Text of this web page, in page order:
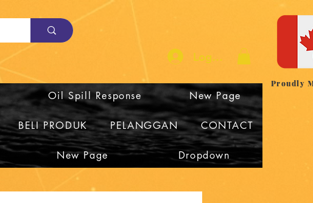
Log Masuk
Oil Spill Response New Page
BELI PRODUK PELANGGAN CONTACT
New Page Dropdown
Proudly